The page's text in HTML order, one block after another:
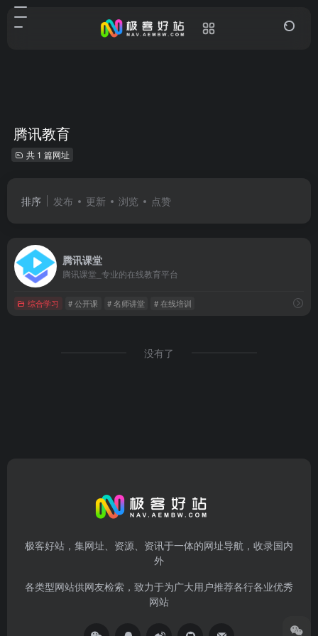
腾讯教育
共 1 篇网址
排序 发布 更新 浏览 点赞
腾讯课堂
腾讯课堂_专业的在线教育平台
综合学习 # 公开课 # 名师讲堂 # 在线培训
没有了
极客好站，集网址、资源、资讯于一体的网址导航，收录国内
外
各类型网站供网友检索，致力于为广大用户推荐各行各业优秀
网站